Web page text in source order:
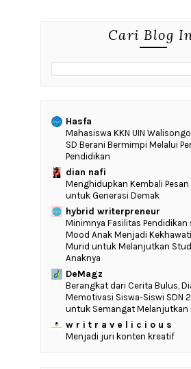
Cari Blog
Hasfa
Mahasiswa KKN UIN
SD Berani Bermimpi Melalui
Pendidikan
dian nafi
Menghidupkan Kembali Pesan
untuk Generasi Demak
hybrid writerpreneur
‎Minimnya Fasilitas Pendidikan
Mood Anak Menjadi
Murid untuk Melanjutkan
Anaknya
DeMagz
‎Berangkat dari Cerita Bulus,
Memotivasi Siswa-Siswi SDN
untuk Semangat Melanjutkan
w r i t r a v e l i c i o u s
Menjadi juri konten kreatif